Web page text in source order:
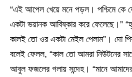
“এই আপেল খেয়ে মনে পড়ল। পশ্চিমে কে
একটা ভয়ানক আবিষ্কার করে ফেলেছে।”
কালই তো ওর একটা মেইল পেলাম”। দো
বলেই ফেলল, “কাল তো আমরা নিউটনের
আবুল ফজলের গলায় সন্দেহ। “মানে